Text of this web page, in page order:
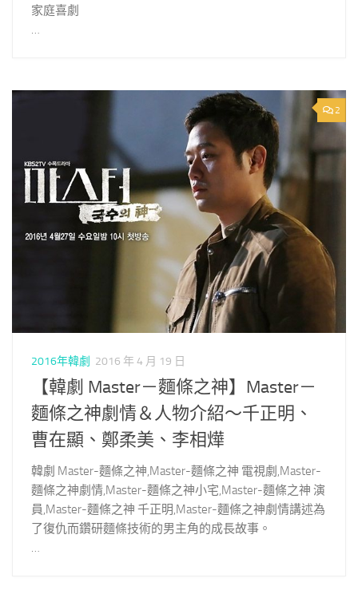
家庭喜劇
…
2
2016年韓劇 2016 年 4 月 19 日
【韓劇 Master－麵條之神】Master－
麵條之神劇情＆人物介紹～千正明、
曹在顯、鄭柔美、李相燁
韓劇 Master-麵條之神,Master-麵條之神 電視劇,Master-
麵條之神劇情,Master-麵條之神小宅,Master-麵條之神 演
員,Master-麵條之神 千正明,Master-麵條之神劇情講述為
了復仇而鑽研麵條技術的男主角的成長故事。
…